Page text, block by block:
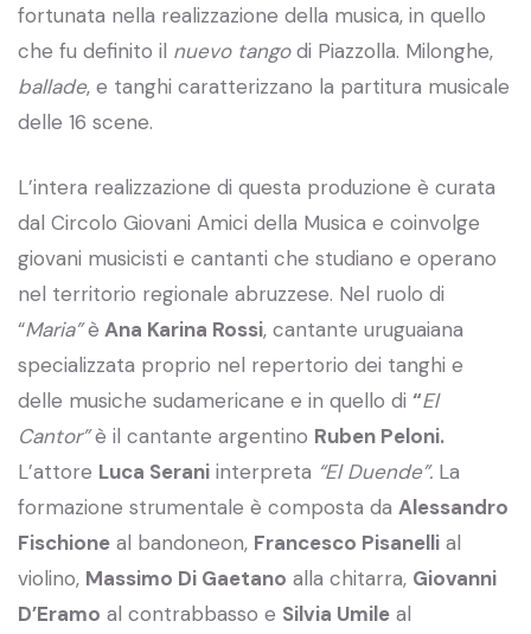
fortunata nella realizzazione della musica, in quello
che fu definito il nuevo tangodi Piazzolla. Milonghe,
ballade, e tanghi caratterizzano la partitura musicale
delle 16 scene.
L’intera realizzazione di questa produzione è curata
dal Circolo Giovani Amici della Musica e coinvolge
giovani musicisti e cantanti che studiano e operano
nel territorio regionale abruzzese. Nel ruolo di
“Maria”è Ana Karina Rossi, cantante uruguaiana
specializzata proprio nel repertorio dei tanghi e
delle musiche sudamericane e in quello di “El
Cantor”è il cantante argentino Ruben Peloni.
L’attore Luca Serani interpreta “El Duende”. La
formazione strumentale è composta da Alessandro
Fischione al bandoneon, Francesco Pisanelli al
violino, Massimo Di Gaetano alla chitarra, Giovanni
D’Eramo al contrabbasso e Silvia Umile al